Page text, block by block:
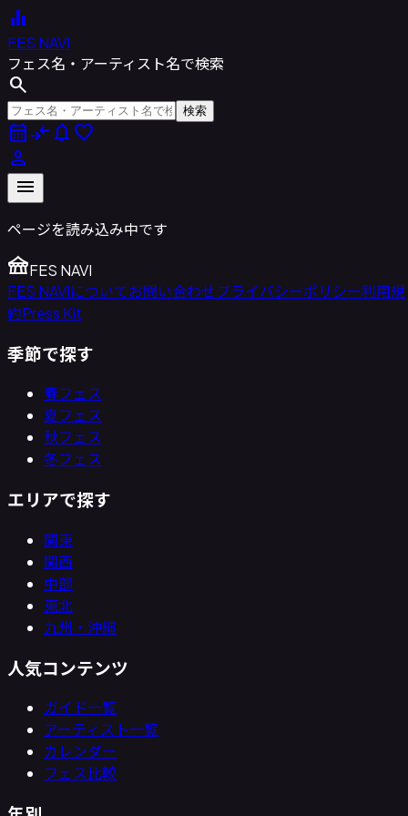
equalizer
FES NAVI
フェス名・アーティスト名で検索
search
検索
calendar_monthcompare_arrows notifications favorite
person
menu
ページを読み込み中です
festivalFES NAVI
FES NAVIについてお問い合わせプライバシーポリシー利用規
約Press Kit
季節で探す
春フェス
夏フェス
秋フェス
冬フェス
エリアで探す
関東
関西
中部
東北
九州・沖縄
人気コンテンツ
ガイド一覧
アーティスト一覧
カレンダー
フェス比較